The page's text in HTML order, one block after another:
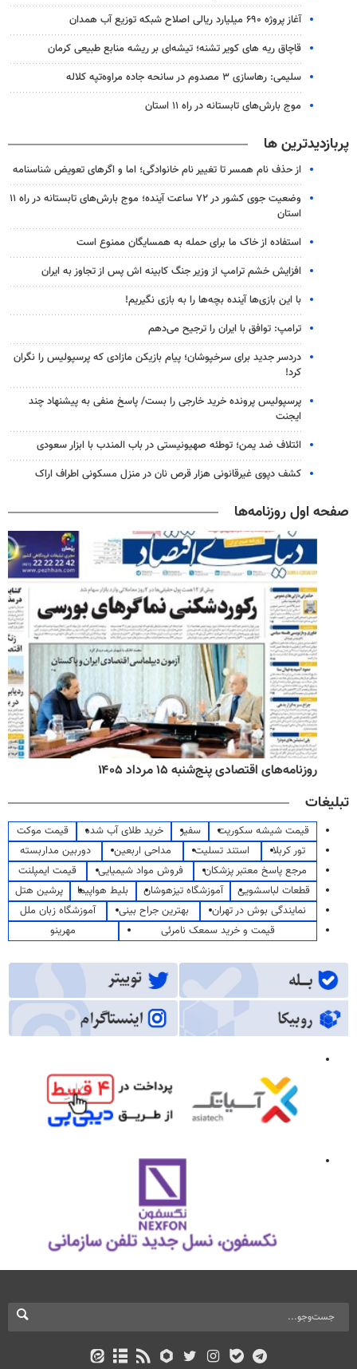
آغاز پروژه ۶۹۰ میلیارد ریالی اصلاح شبکه توزیع آب همدان
قاچاق ریه های کویر تشنه؛ تیشه‌ای بر ریشه منابع طبیعی کرمان
سلیمی: رهاسازی ۳ مصدوم در سانحه جاده مراوه‌تپه کلاله
موج بارش‌های تابستانه در راه ۱۱ استان
پربازدیدترین ها
از حذف نام همسر تا تغییر نام خانوادگی؛ اما و اگرهای تعویض شناسنامه
وضعیت جوی کشور در ۷۲ ساعت آینده؛ موج بارش‌های تابستانه در راه ۱۱
استان
استفاده از خاک ما برای حمله به همسایگان ممنوع است
افزایش خشم ترامپ از وزیر جنگ کابینه اش پس از تجاوز به ایران
با این بازی‌ها آینده بچه‌ها را به بازی نگیریم!
ترامپ: توافق با ایران را ترجیح می‌دهم
دردسر جدید برای سرخپوشان؛ پیام بازیکن مازادی که پرسپولیس را نگران
کرد!
پرسپولیس پرونده خرید خارجی را بست/ پاسخ منفی به پیشنهاد چند
ایجنت
ائتلاف ضد یمن؛ توطئه صهیونیستی در باب المندب با ابزار سعودی
کشف دپوی غیرقانونی هزار قرص نان در منزل مسکونی اطراف اراک
صفحه اول روزنامه‌ها
روزنامه‌های اقتصادی پنج‌شنبه ۱۵ مرداد ۱۴۰۵
تبلیغات
قیمت شیشه سکوریت سفیر خرید طلای آب شده
قیمت موکت
تور کربلا
استند تسلیت مداحی اربعین
دوربین مداربسته
مرجع پاسخ معتبر پزشکان
فروش مواد شیمیایی
قیمت ایمپلنت
قطعات لباسشویی
آموزشگاه تیزهوشان بلیط هواپیما
پرشین هتل
نمایندگی بوش در تهران
بهترین جراح بینی
آموزشگاه زبان ملل
قیمت و خرید سمعک نامرئی
مهرینو